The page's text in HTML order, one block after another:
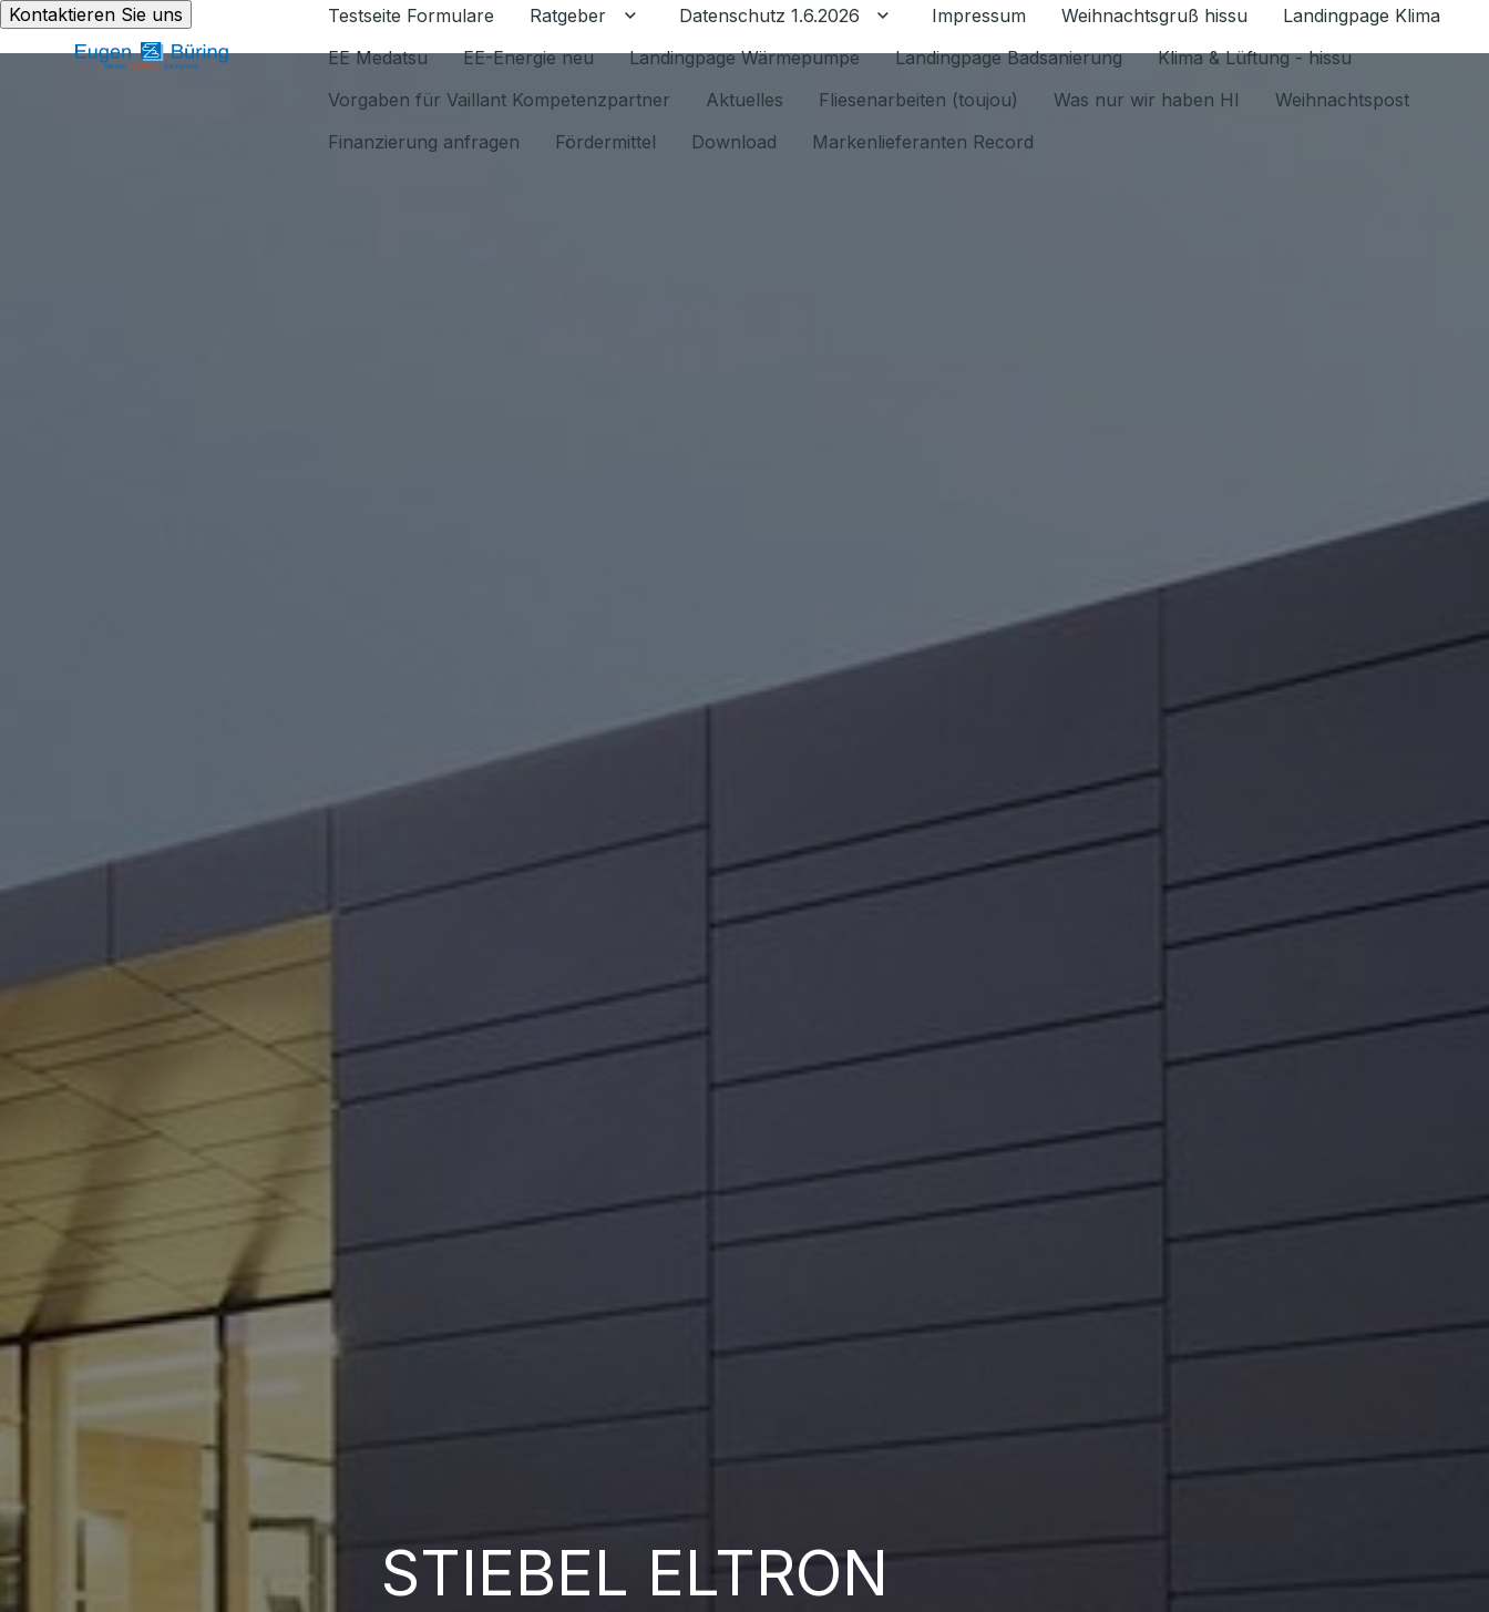
Kontaktieren Sie uns Testseite Formulare Ratgeber Untermenü für Ratgeber umschalten
Datenschutz 1.6.2026 Untermenü für Datenschutz 1.6.2026 umschalten
Impressum Weihnachtsgruß hissu
Landingpage Klima
EE Medatsu
EE-Energie neu Landingpage Wärmepumpe Landingpage Badsanierung
Klima & Lüftung - hissu
Vorgaben für Vaillant Kompetenzpartner
Aktuelles Fliesenarbeiten (toujou) Was nur wir haben HI
Weihnachtspost
Finanzierung anfragen
Fördermittel Download Markenlieferanten Record
STIEBEL ELTRON